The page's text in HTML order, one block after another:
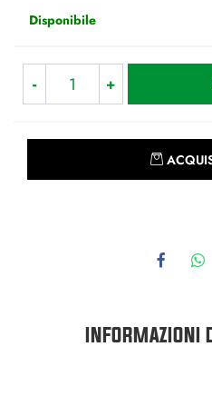
Disponibile
INFORMAZIONI